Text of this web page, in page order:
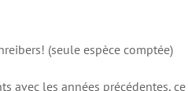
(seule espèce comptée)
avec les années précédentes,